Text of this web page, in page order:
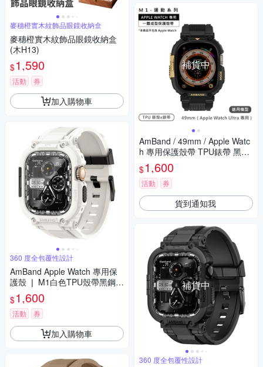
麥穗橙實木紋飾品眼鏡收納盒
麥穗橙實木紋飾品眼鏡收納盒
(木H13)
$1,590
活動 券
加入購物車
360 度全包覆性設計
AmBand Apple Watch 專用保
護殼 ❘ M1白色TPU殼帶黑鋼釦
❘ 49mm - Apple Watch ultra
$1,600
活動 券
加入購物車
補貨中
AmBand / 49mm / Apple Watc
h 專用保護殼帶 TPU錶帶 黑金
色
$1,600
活動 券
貨到通知我
補貨中
360 度全包覆性設計